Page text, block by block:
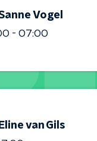
Vogel
- 07:00
van Gils